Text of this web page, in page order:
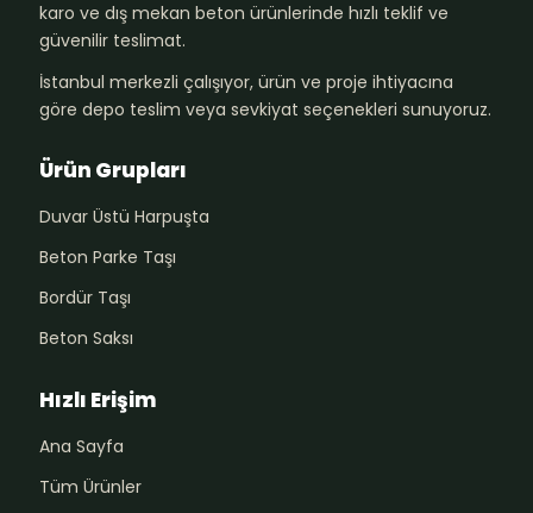
karo ve dış mekan beton ürünlerinde hızlı teklif ve
güvenilir teslimat.
İstanbul merkezli çalışıyor, ürün ve proje ihtiyacına
göre depo teslim veya sevkiyat seçenekleri sunuyoruz.
Ürün Grupları
Duvar Üstü Harpuşta
Beton Parke Taşı
Bordür Taşı
Beton Saksı
Hızlı Erişim
Ana Sayfa
Tüm Ürünler